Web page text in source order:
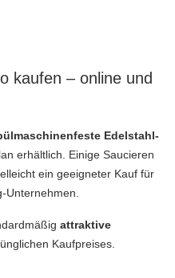
kaufen – online und
Edelstahl-
erhältlich. Einige Saucieren
ein geeigneter Kauf für
Unternehmen.
attraktive
Kaufpreises.